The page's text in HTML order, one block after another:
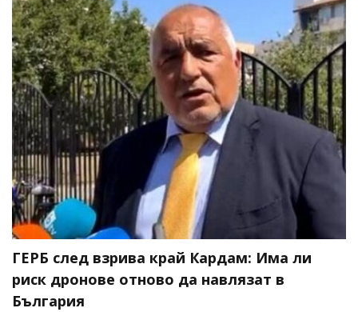
ГЕРБ след взрива край Кардам: Има ли
риск дронове отново да навлязат в
България